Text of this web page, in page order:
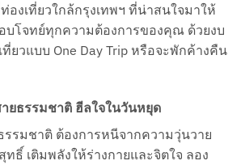
องเที่ยวใกล้กรุงเทพฯ ที่น่าสนใจมาให้
บโจทย์ทุกความต้องการของคุณ ด้วยงบ
ยวแบบ One Day Trip หรือจะพักค้างคืน
ยธรรมชาติ ฮีลใจในวันหยุด
รมชาติ ต้องการหนีจากความวุ่นวาย
ธิ์ เติมพลังให้ร่างกายและจิตใจ ลอง